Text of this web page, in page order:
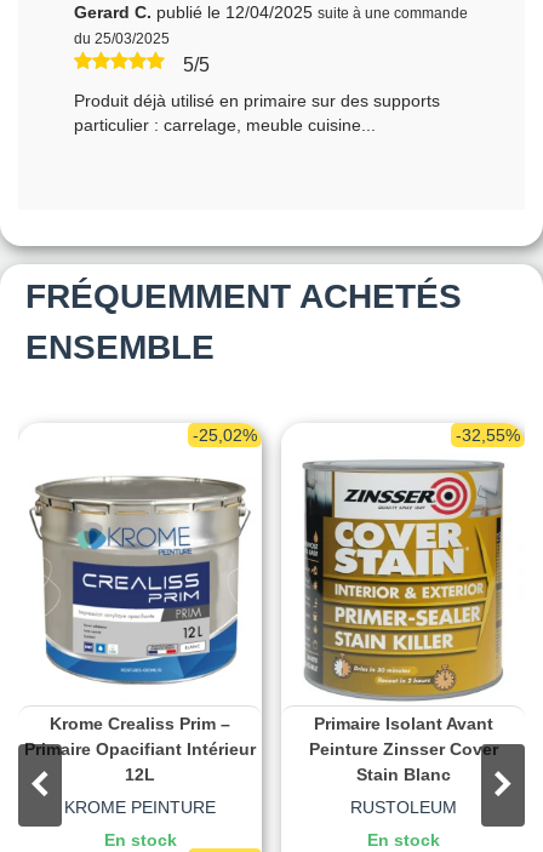
Gerard C. publié le 12/04/2025 suite à une commande
du 25/03/2025
5/5
Produit déjà utilisé en primaire sur des supports
particulier : carrelage, meuble cuisine...
FRÉQUEMMENT ACHETÉS
ENSEMBLE
-25,02%
Krome Crealiss Prim –
Primaire Opacifiant Intérieur
12L
KROME PEINTURE
En stock
-32,55%
Primaire Isolant Avant
Peinture Zinsser Cover
Stain Blanc
RUSTOLEUM
En stock